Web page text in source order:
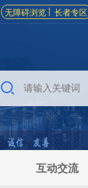
无障碍浏览 长者专区
互动交流